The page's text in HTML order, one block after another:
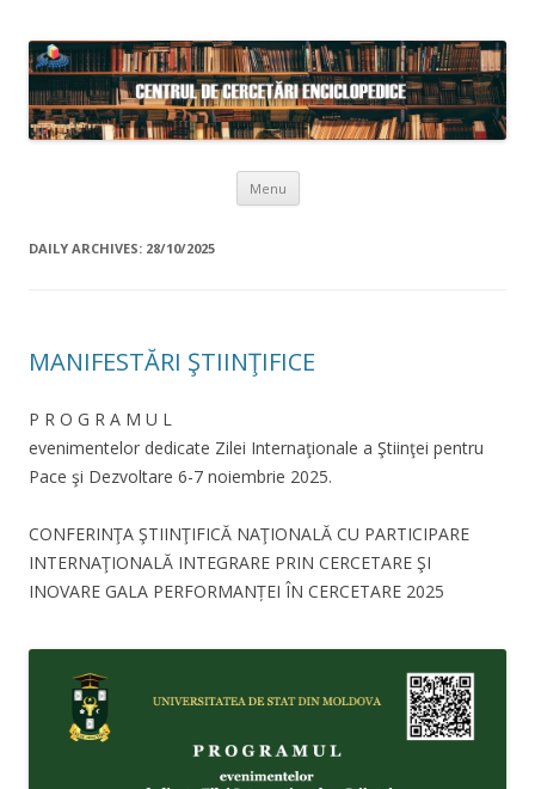
Menu Skip to content
DAILY ARCHIVES: 28/10/2025
MANIFESTĂRI ŞTIINŢIFICE
P R O G R A M U L
evenimentelor dedicate Zilei Internaţionale a Ştiinţei pentru
Pace şi Dezvoltare 6-7 noiembrie 2025.
CONFERINŢA ŞTIINŢIFICĂ NAŢIONALĂ CU PARTICIPARE
INTERNAŢIONALĂ INTEGRARE PRIN CERCETARE ŞI
INOVARE GALA PERFORMANȚEI ÎN CERCETARE 2025